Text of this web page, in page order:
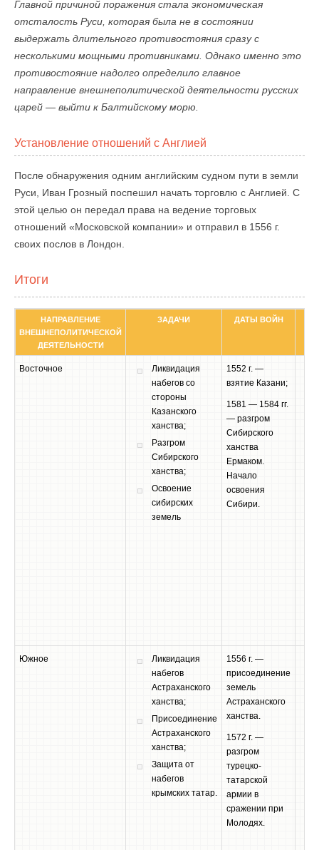
Главной причиной поражения стала экономическая
отсталость Руси, которая была не в состоянии
выдержать длительного противостояния сразу с
несколькими мощными противниками. Однако именно это
противостояние надолго определило главное
направление внешнеполитической деятельности русских
царей — выйти к Балтийскому морю.
Установление отношений с Англией
После обнаружения одним английским судном пути в земли
Руси, Иван Грозный поспешил начать торговлю с Англией. С
этой целью он передал права на ведение торговых
отношений «Московской компании» и отправил в 1556 г.
своих послов в Лондон.
Итоги
НАПРАВЛЕНИЕ
ВНЕШНЕПОЛИТИЧЕСКОЙ
ДЕЯТЕЛЬНОСТИ
ЗАДАЧИ ДАТЫ ВОЙН
Восточное
Ликвидация
набегов со
стороны
Казанского
ханства;
Разгром
Сибирского
ханства;
Освоение
сибирских
земель
1552 г. —
взятие Казани;
1581 — 1584 гг.
— разгром
Сибирского
ханства
Ермаком.
Начало
освоения
Сибири.
Южное
Ликвидация
набегов
Астраханского
ханства;
Присоединение
Астраханского
ханства;
Защита от
набегов
крымских татар.
1556 г. —
присоединение
земель
Астраханского
ханства.
1572 г. —
разгром
турецко-
татарской
армии в
сражении при
Молодях.